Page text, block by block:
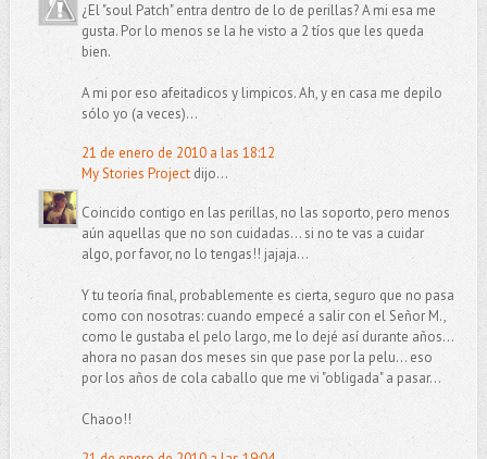
¿El "soul Patch" entra dentro de lo de perillas? A mi esa me
gusta. Por lo menos se la he visto a 2 tíos que les queda
bien.
A mi por eso afeitadicos y limpicos. Ah, y en casa me depilo
sólo yo (a veces)...
21 de enero de 2010 a las 18:12
My Stories Projectdijo...
Coincido contigo en las perillas, no las soporto, pero menos
aún aquellas que no son cuidadas... si no te vas a cuidar
algo, por favor, no lo tengas!! jajaja...
Y tu teoría final, probablemente es cierta, seguro que no pasa
como con nosotras: cuando empecé a salir con el Señor M.,
como le gustaba el pelo largo, me lo dejé así durante años...
ahora no pasan dos meses sin que pase por la pelu... eso
por los años de cola caballo que me vi "obligada" a pasar...
Chaoo!!